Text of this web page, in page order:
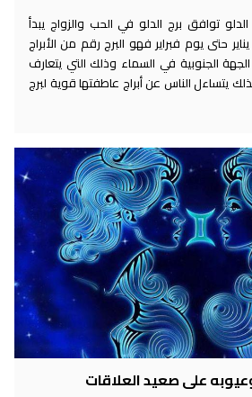
توافق برج الدلو في الحب والزواج يبدأ
حتى يوم فبراير فهو البرج رقم من الأبراج
الجنوبية في السماء وذلك التي يتعارف
يتساءل الناس عن أبراج عاطفتها قوية لبرج
على صعيد العلاقات